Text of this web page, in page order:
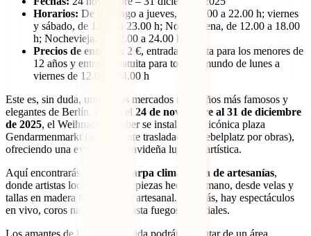
Horarios: De domingo a jueves, de 12.00 a 22.00 h; viernes
y sábado, de 12.00 a 23.00 h; Nochebuena, de 12.00 a 18.00
h; Nochevieja, de 12.00 a 24.00 h
Precios de entrada:
2 €, entrada gratuita para los menores de
12 años y entrada gratuita para todo el mundo de lunes a
viernes de 12.00 a 14.00 h
Este es, sin duda, uno de los mercados navideños más famosos y
elegantes de Berlín. Desde el 24 de noviembre al 31 de diciembre
de 2025, el WeihnachtsZauber se instala en la icónica plaza
Gendarmenmarkt (actualmente trasladado a Bebelplatz por obras),
ofreciendo una experiencia navideña lujosa y artística.
Aquí encontrarás una
gran carpa climatizada de artesanías,
donde artistas locales venden piezas hechas a mano, desde velas y
tallas en madera hasta joyería artesanal. Además, hay espectáculos
en vivo, coros navideños y hasta fuegos artificiales.